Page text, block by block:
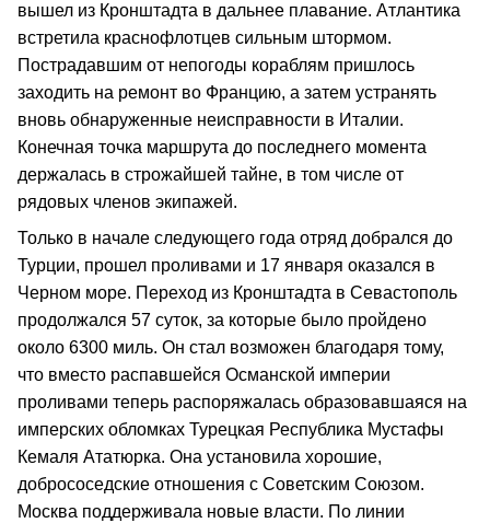
вышел из Кронштадта в дальнее плавание. Атлантика
встретила краснофлотцев сильным штормом.
Пострадавшим от непогоды кораблям пришлось
заходить на ремонт во Францию, а затем устранять
вновь обнаруженные неисправности в Италии.
Конечная точка маршрута до последнего момента
держалась в строжайшей тайне, в том числе от
рядовых членов экипажей.
Только в начале следующего года отряд добрался до
Турции, прошел проливами и 17 января оказался в
Черном море. Переход из Кронштадта в Севастополь
продолжался 57 суток, за которые было пройдено
около 6300 миль. Он стал возможен благодаря тому,
что вместо распавшейся Османской империи
проливами теперь распоряжалась образовавшаяся на
имперских обломках Турецкая Республика Мустафы
Кемаля Ататюрка. Она установила хорошие,
добрососедские отношения с Советским Союзом.
Москва поддерживала новые власти. По линии